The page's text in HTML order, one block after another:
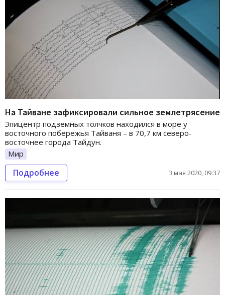
На Тайване зафиксировали сильное землетрясение
Эпицентр подземных толчков находился в море у
восточного побережья Тайваня – в 70,7 км северо-
восточнее города Тайдун.
Мир
Подробнее 3 мая 2020, 09:37